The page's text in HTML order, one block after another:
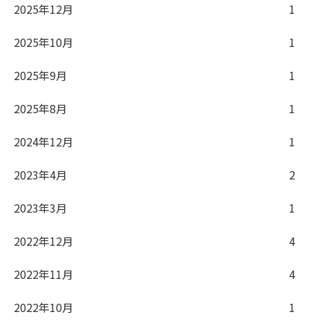
2025年12月
1
2025年10月
1
2025年9月
1
2025年8月
1
2024年12月
1
2023年4月
2
2023年3月
1
2022年12月
4
2022年11月
4
2022年10月
1